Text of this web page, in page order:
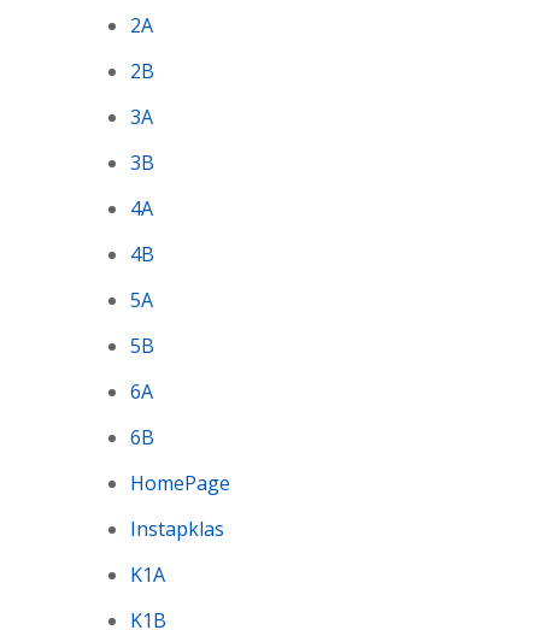
2A
2B
3A
3B
4A
4B
5A
5B
6A
6B
HomePage
Instapklas
K1A
K1B